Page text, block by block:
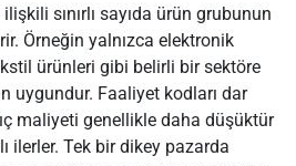
sınırlı sayıda ürün grubunun
Örneğin yalnızca elektronik
ürünleri gibi belirli bir sektöre
uygundur. Faaliyet kodları dar
maliyeti genellikle daha düşüktür
ilerler. Tek bir dikey pazarda